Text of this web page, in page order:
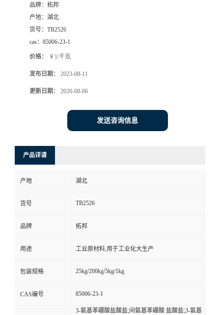
品牌： 拓邦
产地： 湖北
货号： TB2526
cas： 85006-23-1
价格： ￥1/千克
发布日期： 2023-08-11
更新日期： 2026-08-06
发送咨询信息
产品详请
产地 湖北
货号 TB2526
品牌 拓邦
用途 工业原材料,用于工业化大生产
包装规格 25kg/200kg/5kg/1kg
CAS编号 85006-23-1
3-氨基苯硼酸盐酸盐;间氨基苯硼酸 盐酸盐;3-氨基